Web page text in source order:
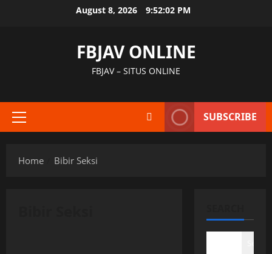
August 8, 2026 9:52:02 PM
FBJAV ONLINE
FBJAV – SITUS ONLINE
Primary
SUBSCRIBE
Home Bibir Seksi